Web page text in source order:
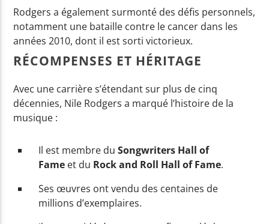
Rodgers a également surmonté des défis personnels,
notamment une bataille contre le cancer dans les
années 2010, dont il est sorti victorieux.
RÉCOMPENSES ET HÉRITAGE
Avec une carrière s’étendant sur plus de cinq
décennies, Nile Rodgers a marqué l’histoire de la
musique :
Il est membre duSongwriters Hall of
Fame et du Rock and Roll Hall of Fame.
Ses œuvres ont vendu des centaines de
millions d’exemplaires.